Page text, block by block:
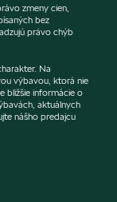
zmeny cien,
bez
právo chýb
Na
výbavou, ktorá nie
bližšie informácie o
aktuálnych
nášho predajcu